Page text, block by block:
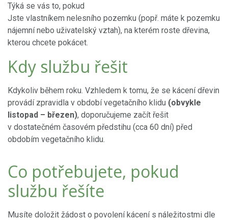
Týká se vás to, pokud
Jste vlastníkem nelesního pozemku (popř. máte k pozemku
nájemní nebo uživatelský vztah), na kterém roste dřevina,
kterou chcete pokácet.
Kdy službu řešit
Kdykoliv během roku. Vzhledem k tomu, že se kácení dřevin
provádí zpravidla v období vegetačního klidu (obvykle
listopad – březen), doporučujeme začít řešit
v dostatečném časovém předstihu (cca 60 dní) před
obdobím vegetačního klidu.
Co potřebujete, pokud
službu řešíte
Musíte doložit žádost o povolení kácení s náležitostmi dle